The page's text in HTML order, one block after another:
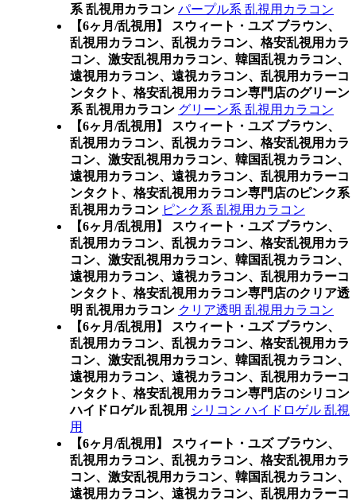
系 乱視用カラコン パープル系 乱視用カラコン
【6ヶ月/乱視用】 スウィート・ユズ ブラウン、
乱視用カラコン、乱視カラコン、格安乱視用カラ
コン、激安乱視用カラコン、韓国乱視カラコン、
遠視用カラコン、遠視カラコン、乱視用カラーコ
ンタクト、格安乱視用カラコン専門店のグリーン
系 乱視用カラコン グリーン系 乱視用カラコン
【6ヶ月/乱視用】 スウィート・ユズ ブラウン、
乱視用カラコン、乱視カラコン、格安乱視用カラ
コン、激安乱視用カラコン、韓国乱視カラコン、
遠視用カラコン、遠視カラコン、乱視用カラーコ
ンタクト、格安乱視用カラコン専門店のピンク系
乱視用カラコン ピンク系 乱視用カラコン
【6ヶ月/乱視用】 スウィート・ユズ ブラウン、
乱視用カラコン、乱視カラコン、格安乱視用カラ
コン、激安乱視用カラコン、韓国乱視カラコン、
遠視用カラコン、遠視カラコン、乱視用カラーコ
ンタクト、格安乱視用カラコン専門店のクリア透
明 乱視用カラコン クリア透明 乱視用カラコン
【6ヶ月/乱視用】 スウィート・ユズ ブラウン、
乱視用カラコン、乱視カラコン、格安乱視用カラ
コン、激安乱視用カラコン、韓国乱視カラコン、
遠視用カラコン、遠視カラコン、乱視用カラーコ
ンタクト、格安乱視用カラコン専門店のシリコン
ハイドロゲル 乱視用 シリコン ハイドロゲル 乱視
用
【6ヶ月/乱視用】 スウィート・ユズ ブラウン、
乱視用カラコン、乱視カラコン、格安乱視用カラ
コン、激安乱視用カラコン、韓国乱視カラコン、
遠視用カラコン、遠視カラコン、乱視用カラーコ